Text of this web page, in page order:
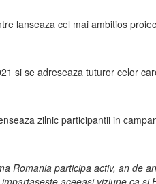
lanseaza cel mai ambitios
si se adreseaza tuturor celor
zilnic participantii in
Romania participa activ, an de
aceeasi viziune ca si